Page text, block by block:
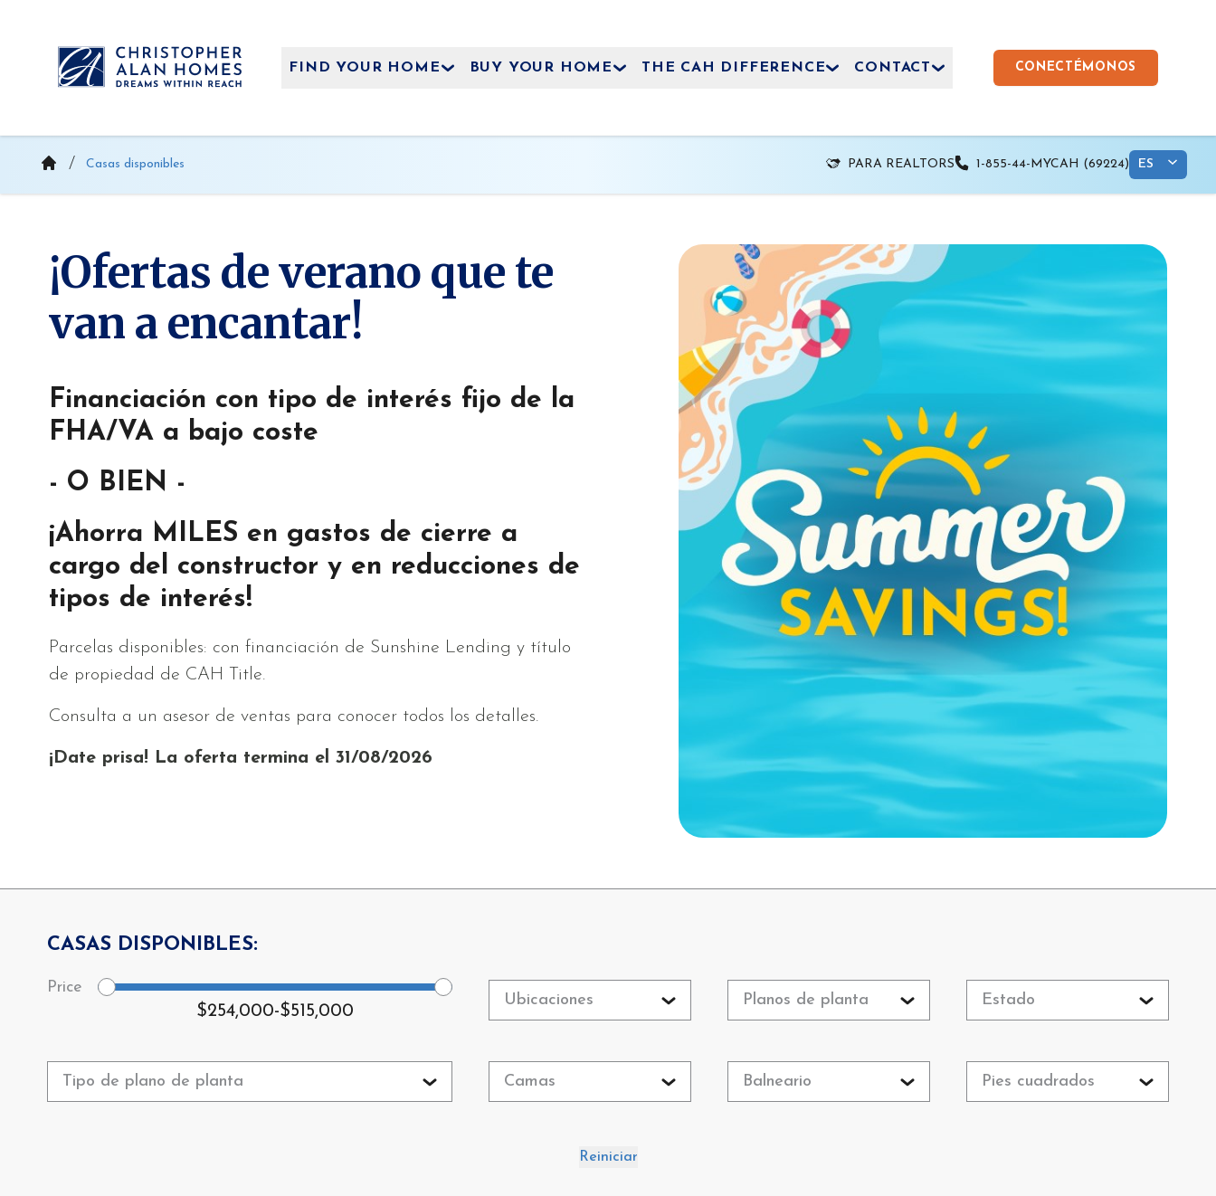
contenido
FIND YOUR HOME BUY YOUR HOME THE CAH DIFFERENCE CONTACT CONECTÉMONOS
Casas disponibles PARA REALTORS 1-855-44-MYCAH (69224)
¡Ofertas de verano que te
van a encantar!
Financiación con tipo de interés fijo de la
FHA/VA a bajo coste
- O BIEN -
¡Ahorra MILES en gastos de cierre a
cargo del constructor y en reducciones de
tipos de interés!
Parcelas disponibles: con financiación de Sunshine Lending y título
de propiedad de CAH Title.
Consulta a un asesor de ventas para conocer todos los detalles.
¡Date prisa! La oferta termina el 31/08/2026
CASAS DISPONIBLES:
$254,000-$515,000
Ubicaciones Planos de planta Estado
Tipo de plano de planta Camas Balneario Pies cuadrados
Reiniciar